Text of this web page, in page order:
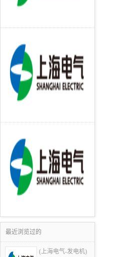
最近浏览过的
(上海电气-发电机)